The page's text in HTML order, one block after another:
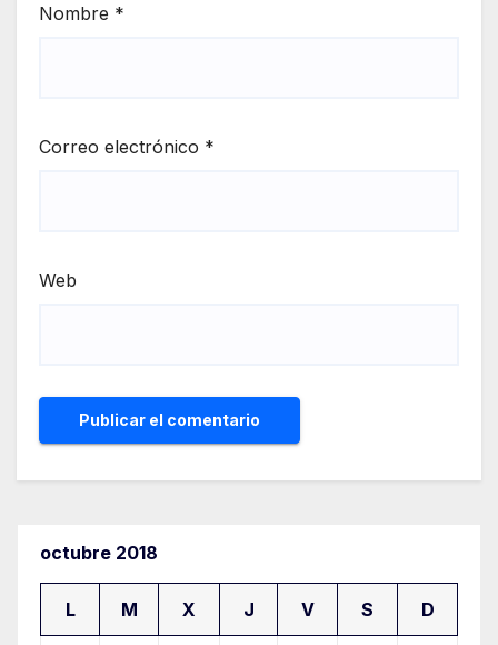
Nombre *
Correo electrónico *
Web
octubre 2018
L M X J V S D